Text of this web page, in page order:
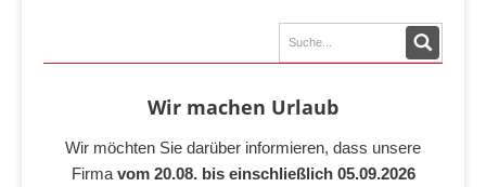
Wir machen Urlaub
Wir möchten Sie darüber informieren, dass unsere
Firma vom 20.08. bis einschließlich 05.09.2026